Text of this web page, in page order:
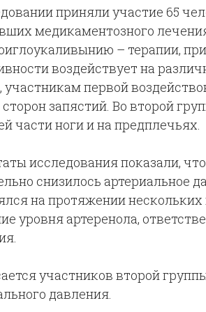
приняли участие 65
медикаментозного
– терапии,
воздействует на
участникам первой
сторон запястий. Во второй
части ноги и на предплечьях.
исследования показали,
снизилось артериальное
на протяжении
уровня артеренола,
участников второй
давления.